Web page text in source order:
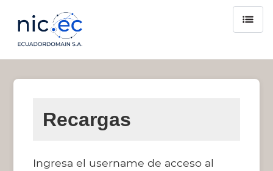
Recargas
Ingresa el username de acceso al